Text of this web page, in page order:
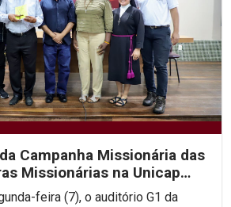
Campanha Missionária das
Missionárias na Unicap
feira (7), o auditório G1 da